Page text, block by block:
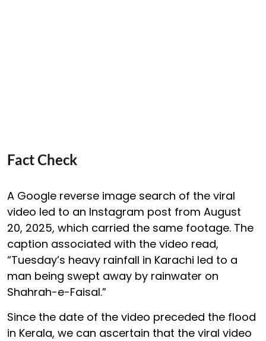
Fact Check
A Google reverse image search of the viral
video led to an Instagram post from August
20, 2025, which carried the same footage. The
caption associated with the video read,
“Tuesday’s heavy rainfall in Karachi led to a
man being swept away by rainwater on
Shahrah-e-Faisal.”
Since the date of the video preceded the flood
in Kerala, we can ascertain that the viral video